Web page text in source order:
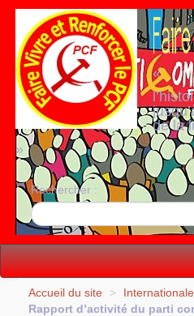
«
de la
»
Rechercher :
Vie politique
Accueil du site > Internationale
Rapport d’activité du parti